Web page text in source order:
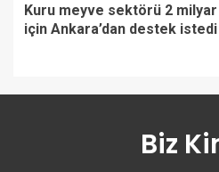
Kuru meyve sektörü 2
için Ankara’dan destek istedi
Biz